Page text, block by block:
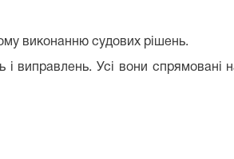
виконанню судових рішень.
і виправлень. Усі вони спрямовані